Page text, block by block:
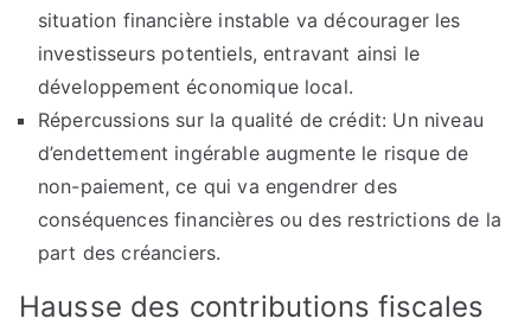
situation financière instable va décourager les
investisseurs potentiels, entravant ainsi le
développement économique local.
Répercussions sur la qualité de crédit: Un niveau
d’endettement ingérable augmente le risque de
non-paiement, ce qui va engendrer des
conséquences financières ou des restrictions de la
part des créanciers.
Hausse des contributions fiscales